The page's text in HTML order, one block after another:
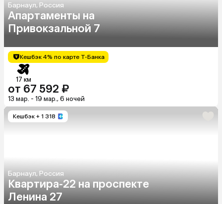
Барнаул, Россия
Апартаменты на
Привокзальной 7
Кешбэк 4% по карте Т-Банка
17 км
от 67 592 ₽
13 мар. - 19 мар., 6 ночей
Кешбэк + 1 318
Барнаул, Россия
Квартира-22 на проспекте
Ленина 27